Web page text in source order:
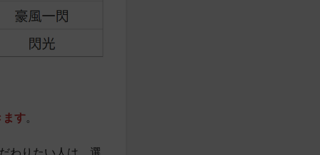
ます。
わりたい人は、選